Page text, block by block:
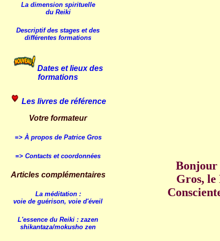
La dimension spirituelle
du Reiki
Descriptif des stages et des
différentes formations
Dates et lieux des
formations
Les livres de référence
Votre formateur
=> À propos de Patrice Gros
=> Contacts et coordonnées
Articles complémentaires
La méditation :
voie de guérison, voie d'éveil
L'essence du Reiki : zazen
shikantaza/mokusho zen
Bonjour
Gros, le